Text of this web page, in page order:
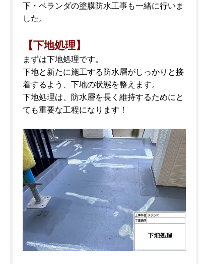
下・ベランダの塗膜防水工事も一緒に行いま
した。
【下地処理】
まずは下地処理です。
下地と新たに施工する防水層がしっかりと接
着するよう、下地の状態を整えます。
下地処理は、防水層を長く維持するためにと
ても重要な工程になります！